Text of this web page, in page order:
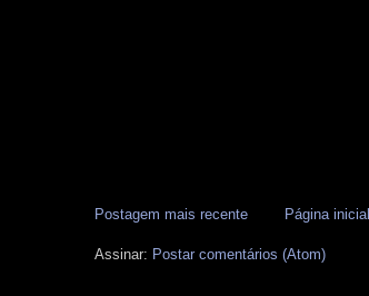
Postagem mais recente Página inicial
Assinar: Postar comentários (Atom)